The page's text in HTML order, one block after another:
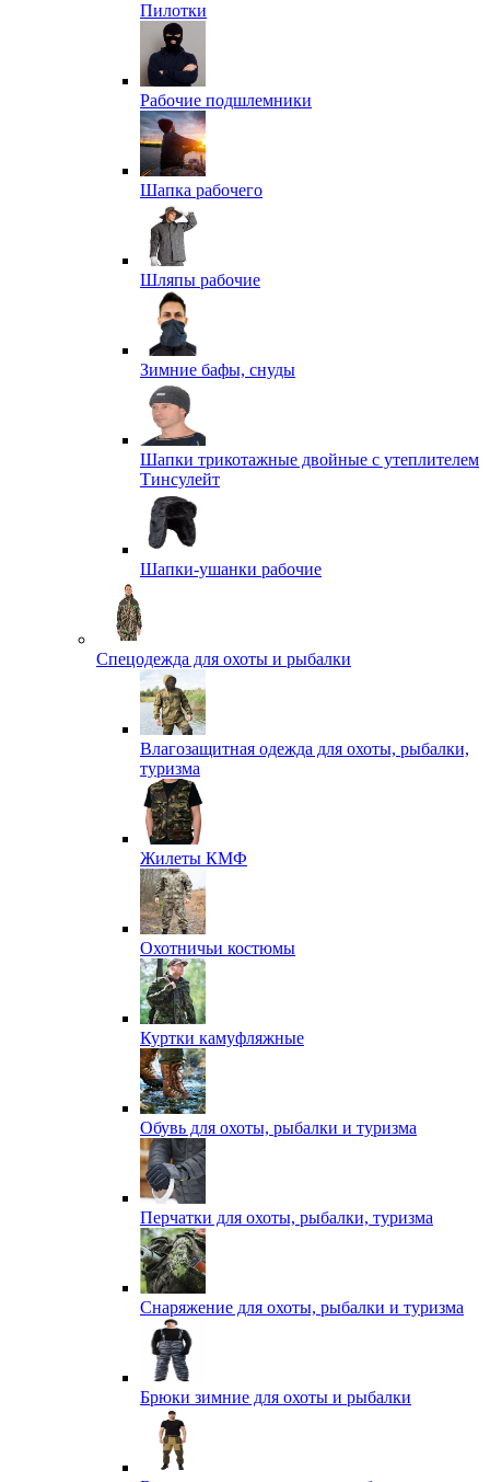
Пилотки
Рабочие подшлемники
Шапка рабочего
Шляпы рабочие
Зимние бафы, снуды
Шапки трикотажные двойные с утеплителем
Тинсулейт
Шапки-ушанки рабочие
Спецодежда для охоты и рыбалки
Влагозащитная одежда для охоты, рыбалки,
туризма
Жилеты КМФ
Охотничьи костюмы
Куртки камуфляжные
Обувь для охоты, рыбалки и туризма
Перчатки для охоты, рыбалки, туризма
Снаряжение для охоты, рыбалки и туризма
Брюки зимние для охоты и рыбалки